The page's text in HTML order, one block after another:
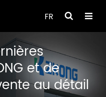
FR
et de
au détail